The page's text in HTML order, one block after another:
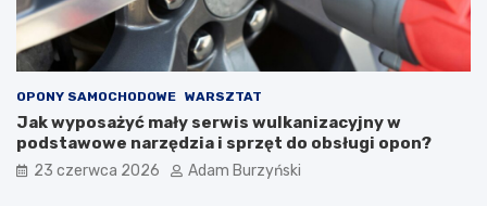
h
o
d
o
w
e
p
r
r
a
k
c
i
e
a
z
OPONY SAMOCHODOWE WARSZTAT
Jak wyposażyć mały serwis wulkanizacyjny w
podstawowe narzędzia i sprzęt do obsługi opon?
23 czerwca 2026 Adam Burzyński